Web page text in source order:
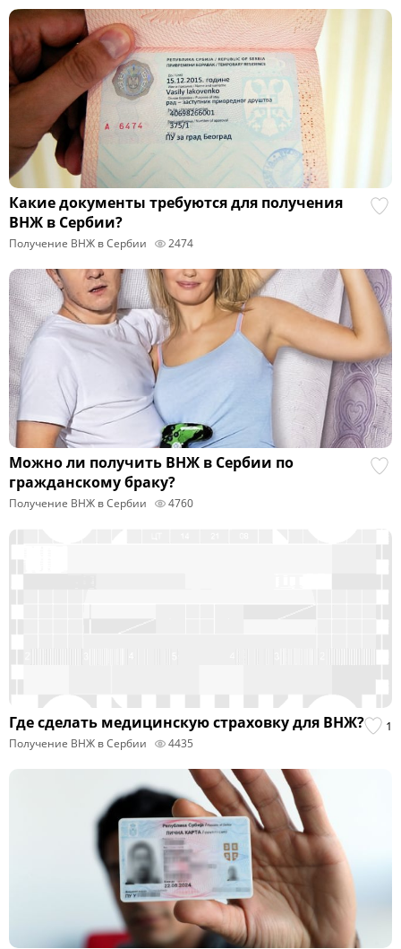
Какие документы требуются для получения
ВНЖ в Сербии?
Получение ВНЖ в Сербии 2474
Можно ли получить ВНЖ в Сербии по
гражданскому браку?
Получение ВНЖ в Сербии 4760
1
Где сделать медицинскую страховку для ВНЖ?
Получение ВНЖ в Сербии 4435